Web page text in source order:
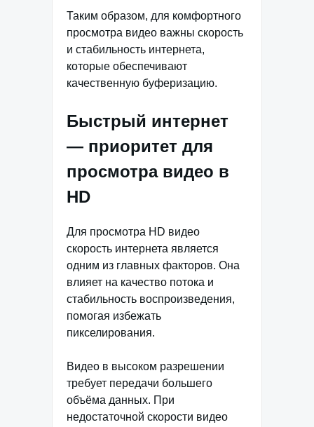
Таким образом, для комфортного
просмотра видео важны скорость
и стабильность интернета,
которые обеспечивают
качественную буферизацию.
Быстрый интернет
— приоритет для
просмотра видео в
HD
Для просмотра HD видео
скорость интернета является
одним из главных факторов. Она
влияет на качество потока и
стабильность воспроизведения,
помогая избежать
пикселирования.
Видео в высоком разрешении
требует передачи большего
объёма данных. При
недостаточной скорости видео